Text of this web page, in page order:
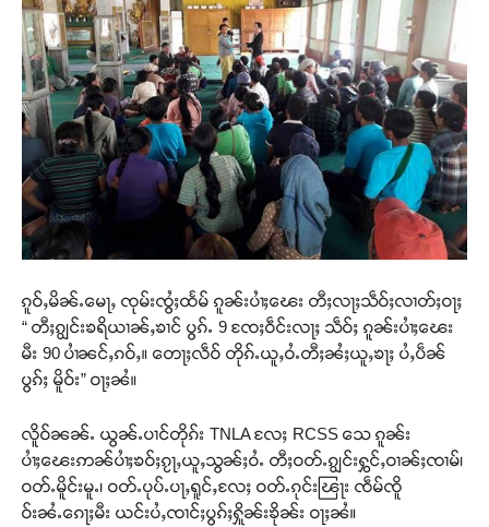
ၵူဝ်ႇမိၼ်ႉမေႃႇ ၸုမ်းၸွႆႈထႅမ် ၵူၼ်းပၢႆႈၽေး တီႈလႃႈသဵဝ်ႈလၢတ်ႈဝႃႈ
“ တီႈၵျွင်းၶရိယၢၼ်ႇၶၢင် ပွၵ်ႉ 9 ၸႄႈဝဵင်းလႃႈ သဵဝ်ႈ ၵူၼ်းပၢႆႈၽေး
မီး 90 ပၢႆၼင်ႇၵဝ်ႇ။ တေႃႈလဵဝ် တိုၵ်ႉယူႇဝႆႉတီႈၼႆႈယူႇၶႃႈ ပႆႇပဵၼ်
ပွၵ်ႈ မိူဝ်း” ဝႃႈၼႆ။
လိူဝ်ၼၼ်ႉ ယွၼ်ႉပၢင်တိုၵ်း TNLA လႄႈ RCSS သေ ၵူၼ်း
ပၢႆႈၽေးဢၼ်ပၢႆႈၶဝ်ႈၵႂႃႇယူႇသွၼ်ႈဝႆႉ တီႈဝတ်ႉၵျွင်းႁွင်ႇဝၢၼ်ႈၸၢမ်၊
ဝတ်ႉမိူင်းမူႉ၊ ဝတ်ႉပုပ်ႉပႃႇရူင်ႇလႄႈ ဝတ်ႉၵုင်းၽြႃး ၸဵမ်ၸိူ
ဝ်းၼႆႉၵေႃႈမီး ယင်းပႆႇၸၢင်ႈပွၵ်ႈႁိူၼ်းၶိုၼ်း ဝႃႈၼႆ။